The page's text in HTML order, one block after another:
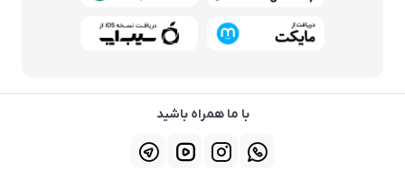
با ما همراه باشید